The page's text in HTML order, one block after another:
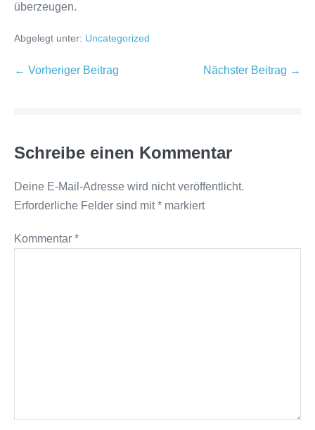
überzeugen.
Abgelegt unter: Uncategorized
Beitragsnavigation
← Vorheriger Beitrag Nächster Beitrag →
Schreibe einen Kommentar
Deine E-Mail-Adresse wird nicht veröffentlicht.
Erforderliche Felder sind mit* markiert
Kommentar *